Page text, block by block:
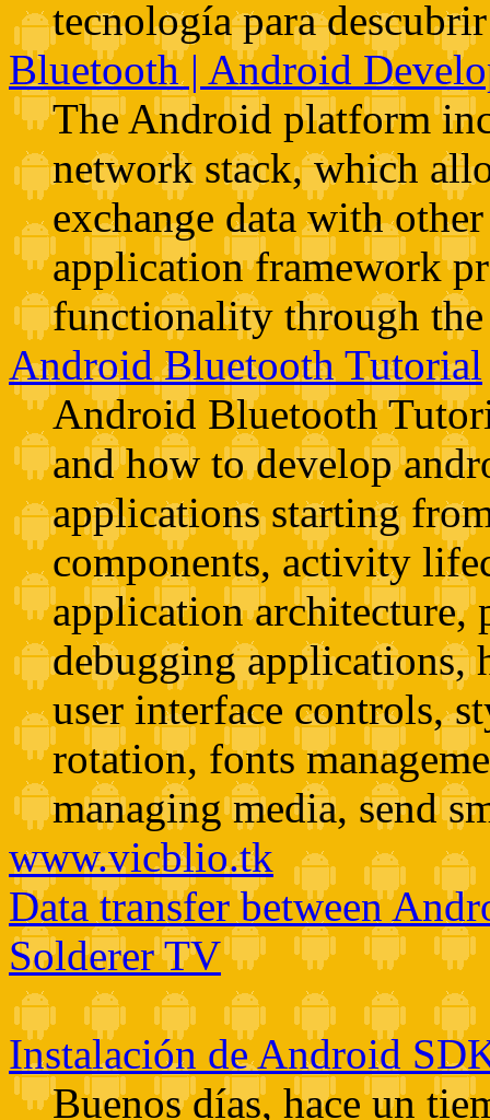
tecnología para
Bluetooth | Android
The Android platform
network stack, which
exchange data with
application framework
functionality through
Android Bluetooth Tutorial
Android Bluetooth
and how to develop
applications starting
components, activity
application
debugging applications,
user interface controls,
rotation, fonts
managing media, send
www.vicblio.tk
Data transfer between
Solderer TV
Instalación de Android
Buenos días, hace un